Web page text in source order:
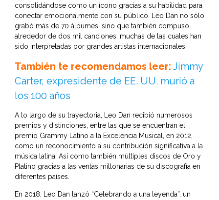
consolidándose como un ícono gracias a su habilidad para
conectar emocionalmente con su público. Leo Dan no sólo
grabó más de 70 álbumes, sino que también compuso
alrededor de dos mil canciones, muchas de las cuales han
sido interpretadas por grandes artistas internacionales.
También te recomendamos leer: Jimmy
Carter, expresidente de EE. UU. murió a
los 100 años
A lo largo de su trayectoria, Leo Dan recibió numerosos
premios y distinciones, entre las que se encuentran el
premio Grammy Latino a la Excelencia Musical, en 2012,
como un reconocimiento a su contribución significativa a la
música latina. Así como también múltiples discos de Oro y
Platino gracias a las ventas millonarias de su discografía en
diferentes países.
En 2018, Leo Dan lanzó “Celebrando a una leyenda”, un